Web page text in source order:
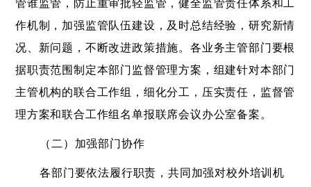
管谁监管，防止重审批轻监管，健全监管责任体系和工
作机制，加强监管队伍建设，及时总结经验，研究新情
况、新问题，不断改进政策措施。各业务主管部门要根
据职责范围制定本部门监督管理方案，组建针对本部门
主管机构的联合工作组，细化分工，压实责任，监督管
理方案和联合工作组名单报联席会议办公室备案。
（二）加强部门协作
各部门要依法履行职责，共同加强对校外培训机